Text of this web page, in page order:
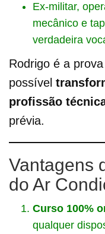
Ex-militar,
mecânico e
verdadeira
Rodrigo é a
possível
profissão
prévia.
Vantagens
do Ar
Curso 100%
qualquer